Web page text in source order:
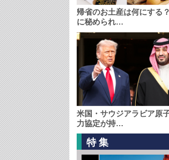
帰省のお土産は何にする
に秘められ…
米国・サウジアラビア原
力協定が持…
特集